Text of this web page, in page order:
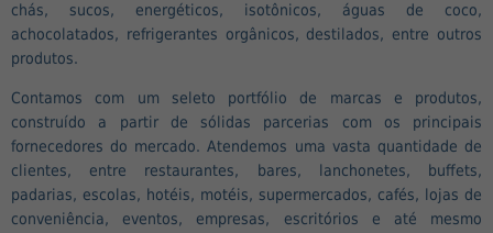
chás, sucos, energéticos, isotônicos, águas de coco,
achocolatados, refrigerantes orgânicos, destilados, entre outros
produtos.
Contamos com um seleto portfólio de marcas e produtos,
construído a partir de sólidas parcerias com os principais
fornecedores do mercado. Atendemos uma vasta quantidade de
clientes, entre restaurantes, bares, lanchonetes, buffets,
padarias, escolas, hotéis, motéis, supermercados, cafés, lojas de
conveniência, eventos, empresas, escritórios e até mesmo